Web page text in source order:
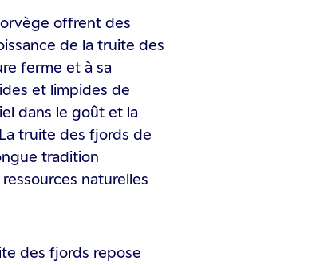
offrent des
de la truite des
ferme et à sa
et limpides de
dans le goût et la
truite des fjords de
tradition
naturelles
des fjords repose